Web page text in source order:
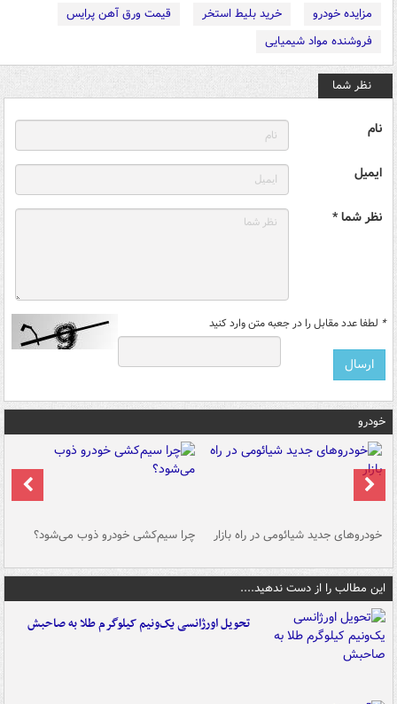
مزایده خودرو
خرید بلیط استخر
قیمت ورق آهن پرایس
فروشنده مواد شیمیایی
نظر شما
نام
ایمیل
نظر شما *
* لطفا عدد مقابل را در جعبه متن وارد کنید
خودرو
خودروهای جدید شیائومی در راه بازار چرا سیم‌کشی خودرو ذوب می‌شود؟
این مطالب را از دست ندهید....
تحویل اورژانسی یک‌ونیم کیلوگرم طلا به صاحبش